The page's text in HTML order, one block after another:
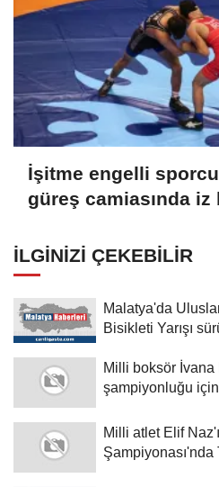
İşitme engelli
güreş camiasında iz
İLGINIZI ÇEKEBILIR
Malatya'da
Bisikleti Yarışı
Milli boksör İvana
şampiyonluğu
Milli atlet Elif
Şampiyonası'nda